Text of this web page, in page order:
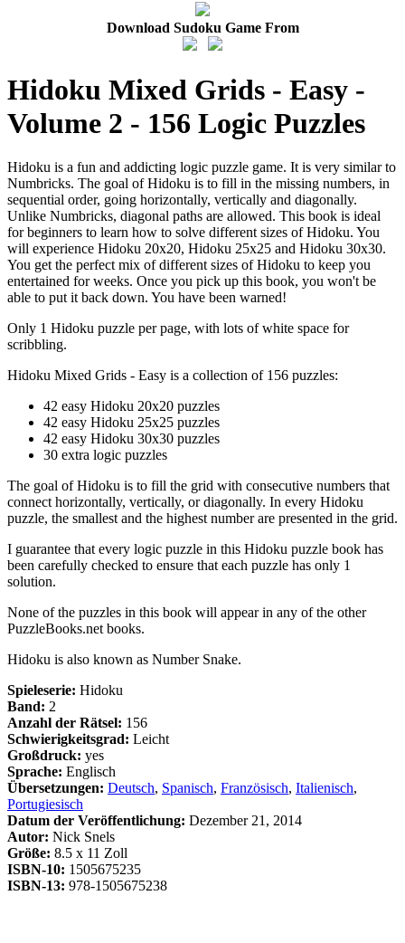
Download Sudoku Game From
Hidoku Mixed Grids - Easy -
Volume 2 - 156 Logic Puzzles
Hidoku is a fun and addicting logic puzzle game. It is very similar to
Numbricks. The goal of Hidoku is to fill in the missing numbers, in
sequential order, going horizontally, vertically and diagonally.
Unlike Numbricks, diagonal paths are allowed. This book is ideal
for beginners to learn how to solve different sizes of Hidoku. You
will experience Hidoku 20x20, Hidoku 25x25 and Hidoku 30x30.
You get the perfect mix of different sizes of Hidoku to keep you
entertained for weeks. Once you pick up this book, you won't be
able to put it back down. You have been warned!
Only 1 Hidoku puzzle per page, with lots of white space for
scribbling.
Hidoku Mixed Grids - Easy is a collection of 156 puzzles:
42 easy Hidoku 20x20 puzzles
42 easy Hidoku 25x25 puzzles
42 easy Hidoku 30x30 puzzles
30 extra logic puzzles
The goal of Hidoku is to fill the grid with consecutive numbers that
connect horizontally, vertically, or diagonally. In every Hidoku
puzzle, the smallest and the highest number are presented in the grid.
I guarantee that every logic puzzle in this Hidoku puzzle book has
been carefully checked to ensure that each puzzle has only 1
solution.
None of the puzzles in this book will appear in any of the other
PuzzleBooks.net books.
Hidoku is also known as Number Snake.
Spieleserie: Hidoku
Band: 2
Anzahl der Rätsel: 156
Schwierigkeitsgrad: Leicht
Großdruck: yes
Sprache: Englisch
Übersetzungen: Deutsch, Spanisch, Französisch, Italienisch,
Portugiesisch
Datum der Veröffentlichung: Dezember 21, 2014
Autor: Nick Snels
Größe: 8.5 x 11 Zoll
ISBN-10: 1505675235
ISBN-13: 978-1505675238